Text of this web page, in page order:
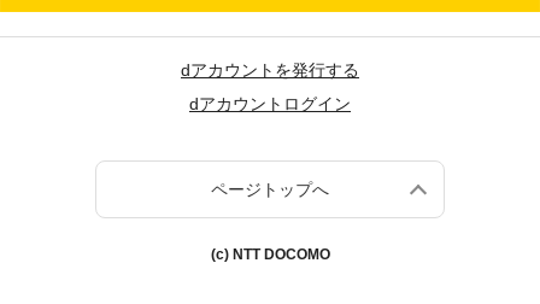
dアカウントを発行する
dアカウントログイン
ページトップへ
(c) NTT DOCOMO